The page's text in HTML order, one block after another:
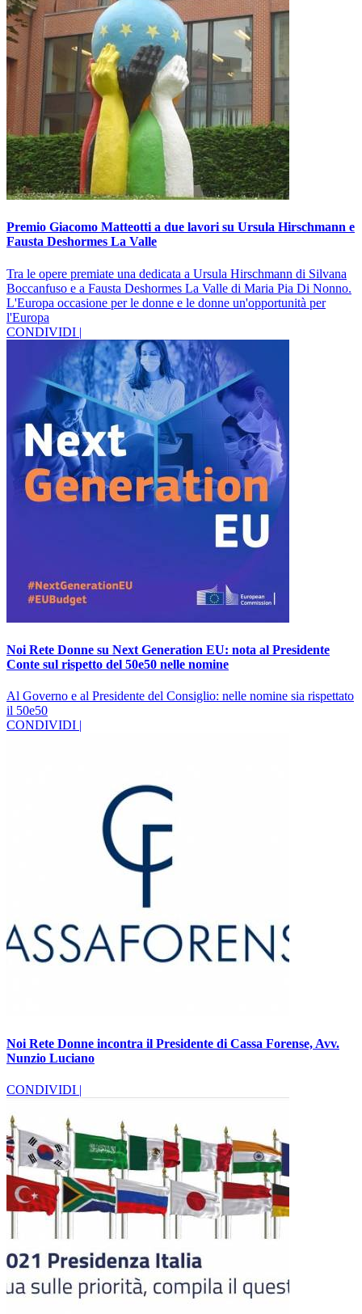
Premio Giacomo Matteotti a due lavori su Ursula Hirschmann e
Fausta Deshormes La Valle
Tra le opere premiate una dedicata a Ursula Hirschmann di Silvana
Boccanfuso e a Fausta Deshormes La Valle di Maria Pia Di Nonno.
L'Europa occasione per le donne e le donne un'opportunità per
l'Europa
CONDIVIDI |
Noi Rete Donne su Next Generation EU: nota al Presidente
Conte sul rispetto del 50e50 nelle nomine
Al Governo e al Presidente del Consiglio: nelle nomine sia rispettato
il 50e50
CONDIVIDI |
Noi Rete Donne incontra il Presidente di Cassa Forense, Avv.
Nunzio Luciano
CONDIVIDI |